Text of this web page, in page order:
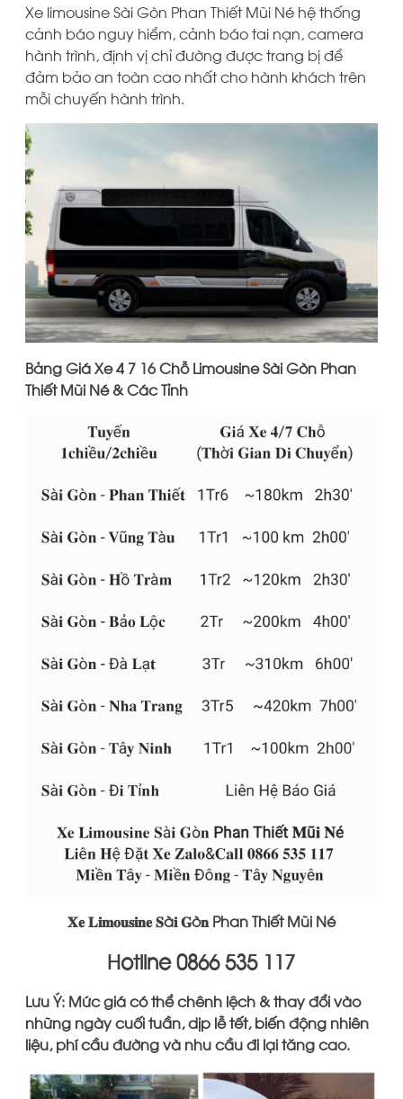
Xe limousine Sài Gòn Phan Thiết Mũi Né hệ thống
cảnh báo nguy hiểm, cảnh báo tai nạn, camera
hành trình, định vị chỉ đường được trang bị để
đảm bảo an toàn cao nhất cho hành khách trên
mỗi chuyến hành trình.
Bảng Giá Xe 4 7 16 Chỗ Limousine Sài Gòn Phan
Thiết Mũi Né & Các Tỉnh
𝐗𝐞 𝐋𝐢𝐦𝐨𝐮𝐬𝐢𝐧𝐞 ​​​𝐒à𝐢 𝐆ò𝐧 Phan Thiết Mũi Né
​​​​​Hotline 0866 535 117
Lưu Ý: Mức giá có thể chênh lệch & thay đổi vào
những ngày cuối tuần, dịp lễ tết, biến động nhiên
liệu, phí cầu đường và nhu cầu đi lại tăng cao.